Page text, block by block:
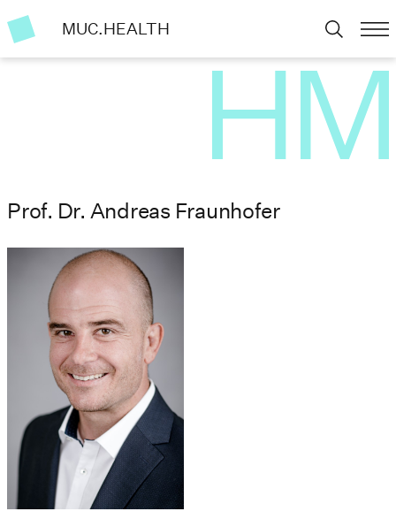
MUC.HEALTH
Prof. Dr. Andreas Fraunhofer